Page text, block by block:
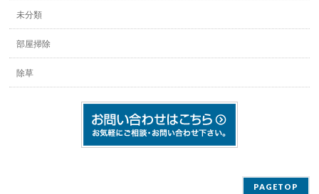
未分類
部屋掃除
除草
PAGETOP